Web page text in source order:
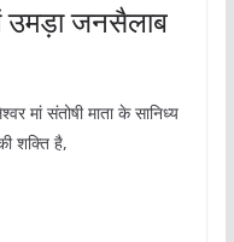
उमड़ा जनसैलाब
मां संतोषी माता के सानिध्य
शक्ति है,